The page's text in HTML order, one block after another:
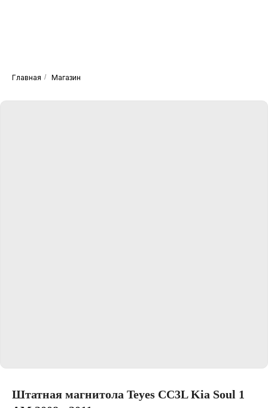
Главная / Магазин
Штатная магнитола Teyes CC3L Kia Soul 1